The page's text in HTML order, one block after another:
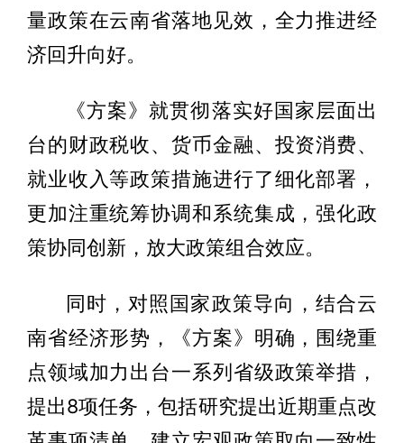
量政策在云南省落地见效，全力推进经
济回升向好。
《方案》就贯彻落实好国家层面出
台的财政税收、货币金融、投资消费、
就业收入等政策措施进行了细化部署，
更加注重统筹协调和系统集成，强化政
策协同创新，放大政策组合效应。
同时，对照国家政策导向，结合云
南省经济形势，《方案》明确，围绕重
点领域加力出台一系列省级政策举措，
提出8项任务，包括研究提出近期重点改